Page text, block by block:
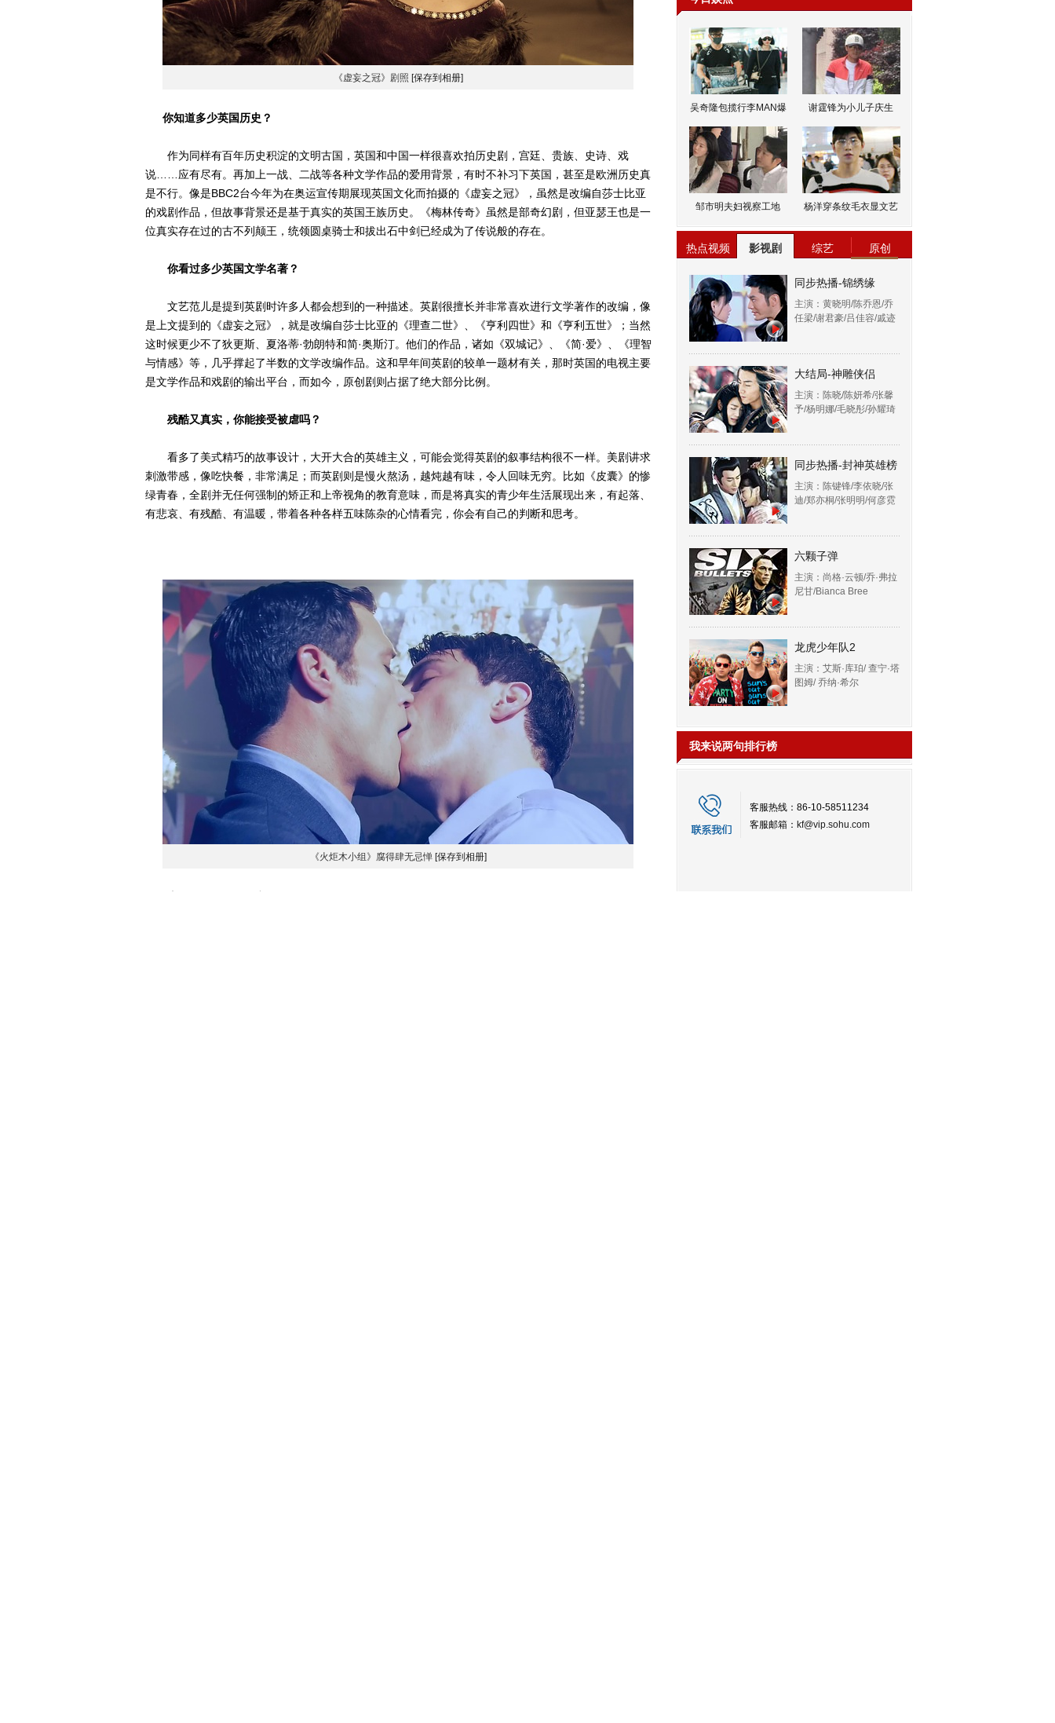
《虚妄之冠》剧照 [保存到相册]
你知道多少英国历史？
作为同样有百年历史积淀的文明古国，英国和中国一样很喜欢拍历史剧，宫廷、贵族、史诗、戏
说……应有尽有。再加上一战、二战等各种文学作品的爱用背景，有时不补习下英国，甚至是欧洲历史真
是不行。像是BBC2台今年为在奥运宣传期展现英国文化而拍摄的《虚妄之冠》，虽然是改编自莎士比亚
的戏剧作品，但故事背景还是基于真实的英国王族历史。《梅林传奇》虽然是部奇幻剧，但亚瑟王也是一
位真实存在过的古不列颠王，统领圆桌骑士和拔出石中剑已经成为了传说般的存在。
你看过多少英国文学名著？
文艺范儿是提到英剧时许多人都会想到的一种描述。英剧很擅长并非常喜欢进行文学著作的改编，像
是上文提到的《虚妄之冠》，就是改编自莎士比亚的《理查二世》、《亨利四世》和《亨利五世》；当然
这时候更少不了狄更斯、夏洛蒂·勃朗特和简·奥斯汀。他们的作品，诸如《双城记》、《简·爱》、《理智
与情感》等，几乎撑起了半数的文学改编作品。这和早年间英剧的较单一题材有关，那时英国的电视主要
是文学作品和戏剧的输出平台，而如今，原创剧则占据了绝大部分比例。
残酷又真实，你能接受被虐吗？
看多了美式精巧的故事设计，大开大合的英雄主义，可能会觉得英剧的叙事结构很不一样。美剧讲求
刺激带感，像吃快餐，非常满足；而英剧则是慢火熬汤，越炖越有味，令人回味无穷。比如《皮囊》的惨
绿青春，全剧并无任何强制的矫正和上帝视角的教育意味，而是将真实的青少年生活展现出来，有起落、
有悲哀、有残酷、有温暖，带着各种各样五味陈杂的心情看完，你会有自己的判断和思考。
《火炬木小组》腐得肆无忌惮 [保存到相册]
吴奇隆包揽行李MAN爆 谢霆锋为小儿子庆生
邹市明夫妇视察工地 杨洋穿条纹毛衣显文艺
热点视频 影视剧 综艺 原创
同步热播-锦绣缘
主演：黄晓明/陈乔恩/乔
任梁/谢君豪/吕佳容/戚迹
大结局-神雕侠侣
主演：陈晓/陈妍希/张馨
予/杨明娜/毛晓彤/孙耀琦
同步热播-封神英雄榜
主演：陈键锋/李依晓/张
迪/郑亦桐/张明明/何彦霓
六颗子弹
主演：尚格·云顿/乔·弗拉
尼甘/Bianca Bree
龙虎少年队2
主演：艾斯·库珀/ 查宁·塔
图姆/ 乔纳·希尔
我来说两句排行榜
客服热线：86-10-58511234
客服邮箱： kf@vip.sohu.com